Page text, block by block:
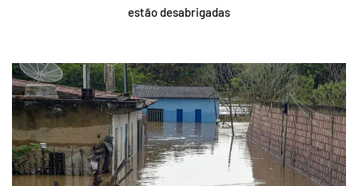
estão desabrigadas